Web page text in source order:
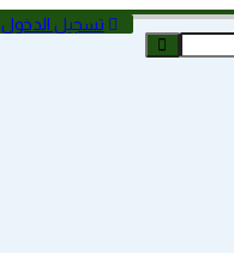
تسجيل الدخول